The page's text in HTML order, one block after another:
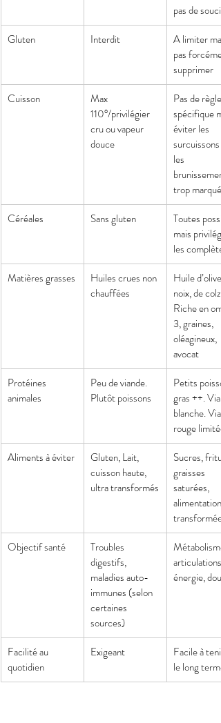
pas de soucis
Gluten
Interdit
A limiter
pas
supprimer
Cuisson
Max
110°/privilégier
cru ou vapeur
douce
Pas de règle
spécifique
éviter les
surcuissons
les
trop marqués
Céréales
Sans gluten
Toutes
mais
les complètes
Matières grasses
Huiles crues non
chauffées
Huile d’olive
noix, de
Riche en
3, graines,
oléagineux,
avocat
Protéines
animales
Peu de viande.
Plutôt poissons
Petits
gras ++.
blanche.
rouge limitée
Aliments à éviter
Gluten, Lait,
cuisson haute,
ultra transformés
Sucres,
graisses
saturées,
alimentation
transformée
Objectif santé
Troubles
digestifs,
maladies auto-
immunes (selon
certaines
sources)
Métabolisme,
articulations,
énergie,
Facilité au
quotidien
Exigeant
Facile à
le long terme